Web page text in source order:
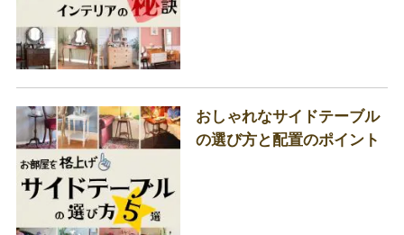
おしゃれなサイドテーブル
の選び方と配置のポイント